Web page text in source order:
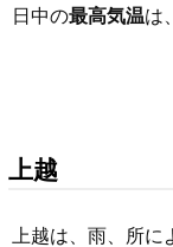
日中の最高気温は
上越
上越は、雨、所